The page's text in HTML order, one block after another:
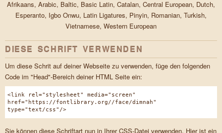
Afrikaans, Arabic, Baltic, Basic Latin, Catalan, Central European, Dutch,
Esperanto, Igbo Onwu, Latin Ligatures, Pinyin, Romanian, Turkish,
Vietnamese, Western European
DIESE SCHRIFT VERWENDEN
Um diese Schrit auf deiner Webseite zu verwenden, füge den folgenden
Code im "Head"-Bereich deiner HTML Seite ein:
<link rel="stylesheet" media="screen"
href="https://fontlibrary.org//face/dimnah"
type="text/css"/>
Sie können diese Schriftart nun in Ihrer CSS-Datei verwenden. Hier ist ein